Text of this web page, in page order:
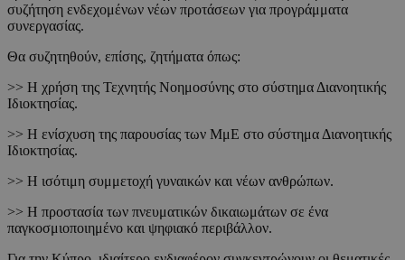
συζήτηση ενδεχομένων νέων προτάσεων για προγράμματα
συνεργασίας.
Θα συζητηθούν, επίσης, ζητήματα όπως:
>> Η χρήση της Τεχνητής Νοημοσύνης στο σύστημα Διανοητικής
Ιδιοκτησίας.
>> Η ενίσχυση της παρουσίας των ΜμΕ στο σύστημα Διανοητικής
Ιδιοκτησίας.
>> Η ισότιμη συμμετοχή γυναικών και νέων ανθρώπων.
>> Η προστασία των πνευματικών δικαιωμάτων σε ένα
παγκοσμιοποιημένο και ψηφιακό περιβάλλον.